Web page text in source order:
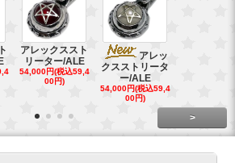
アレックススト
リーター/ALE
54,000円(税込59,4
00円)
アレッ
クスストリータ
ー/ALE
54,000円(税込59,4
00円)
>